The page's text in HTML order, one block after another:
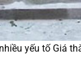
yếu tố Giá